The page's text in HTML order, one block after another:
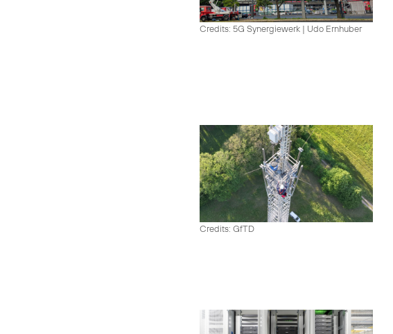
Credits: 5G Synergiewerk | Udo Ernhuber
Credits: GfTD